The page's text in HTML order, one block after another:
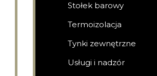
Stołek barowy
Termoizolacja
Tynki zewnętrzne
Usługi i nadzór